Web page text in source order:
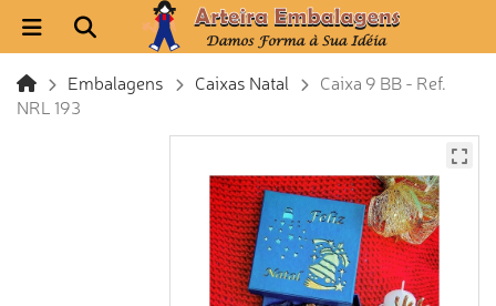
Embalagens Caixas Natal
Caixa 9 BB - Ref.
NRL 193